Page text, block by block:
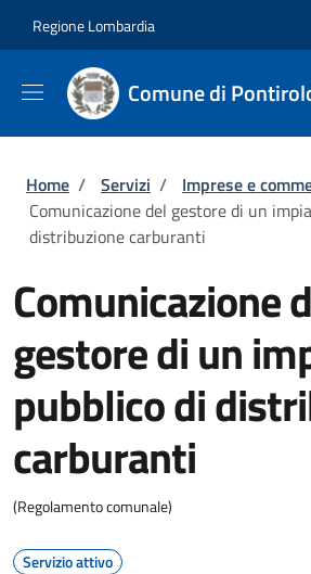
Regione Lombardia
Comune di
Briciole di pane
Home / Servizi / Imprese e
Comunicazione del gestore di un
distribuzione carburanti
Comunicazione
gestore di un
pubblico di
carburanti
(Regolamento comunale)
Servizio attivo